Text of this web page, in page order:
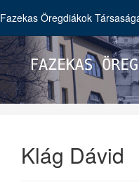
Fazekas Öregdiákok
Klág Dávid